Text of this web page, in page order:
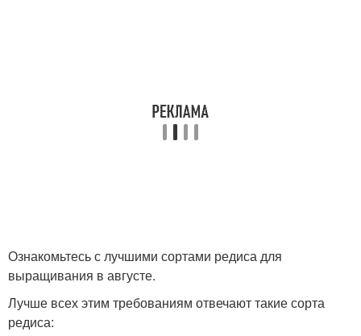
Ознакомьтесь с лучшими сортами редиса для
выращивания в августе.
Лучше всех этим требованиям отвечают такие сорта
редиса: